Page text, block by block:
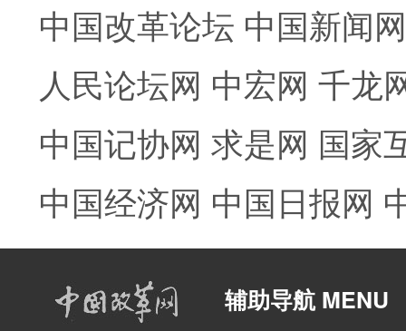
中国改革论坛 中国新闻网
人民论坛网 中宏网 千龙
中国记协网 求是网 国家
中国经济网 中国日报网
辅助导航 MENU